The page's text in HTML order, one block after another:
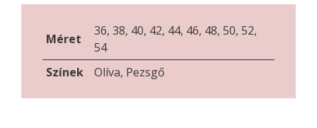
Méret
36, 38, 40, 42, 44, 46, 48, 50, 52,
54
Színek
Olíva, Pezsgő